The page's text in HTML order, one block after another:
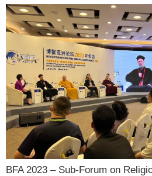
BFA 2023 – Sub-Forum on